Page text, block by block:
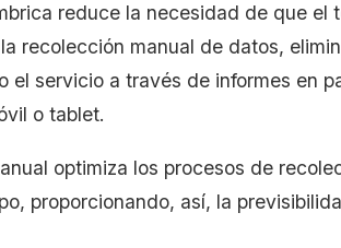
reduce la necesidad de que el
recolección manual de datos,
el servicio a través de informes en
o tablet.
optimiza los procesos de
proporcionando, así, la